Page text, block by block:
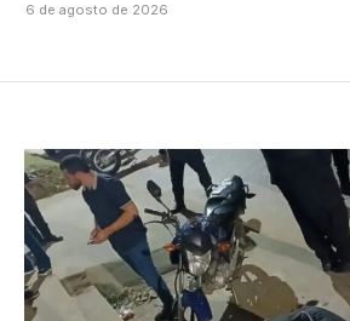
6 de agosto de 2026